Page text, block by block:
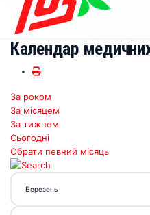
Календар
За роком
За місяцем
За тижнем
Сьогодні
Обрати певний місяць